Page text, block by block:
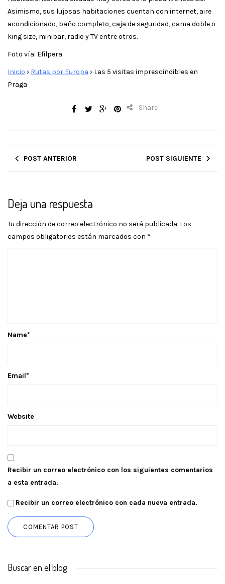
Asimismo, sus lujosas habitaciones cuentan con internet, aire
acondicionado, baño completo, caja de seguridad, cama doble o
king size, minibar, radio y TV entre otros.
Foto vía: Efilpera
Inicio › Rutas por Europa › Las 5 visitas imprescindibles en
Praga
Share
POST ANTERIOR POST SIGUIENTE
Deja una respuesta
Tu dirección de correo electrónico no será publicada. Los
campos obligatorios están marcados con *
Name*
Email*
Website
Recibir un correo electrónico con los siguientes comentarios
a esta entrada.
Recibir un correo electrónico con cada nueva entrada.
Buscar en el blog